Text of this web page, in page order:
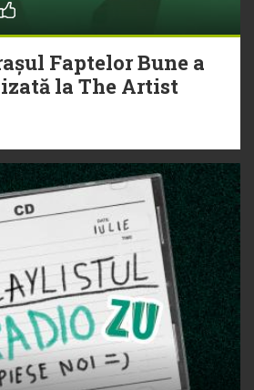
Faptelor Bune a
la The Artist